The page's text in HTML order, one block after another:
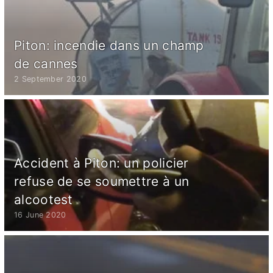
Piton: incendie dans un champ
de cannes
2 September 2020
Accident à Piton: un policier
refuse de se soumettre à un
alcootest
16 June 2020